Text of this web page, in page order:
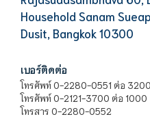
Household Sanam
Dusit, Bangkok 10300
เบอร์ติดต่อ
โทรศัพท์ 0-2280-0551 ต่อ 3200
โทรศัพท์ 0-2121-3700 ต่อ 1000
โทรสาร 0-2280-0552